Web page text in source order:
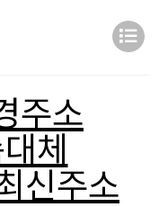
주소
체
신주소